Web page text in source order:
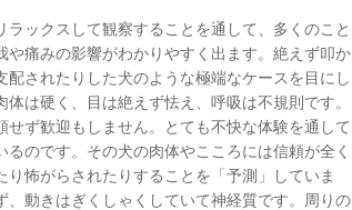
ックスして観察することを通して、多くのこと
や痛みの影響がわかりやすく出ます。絶えず叩か
されたりした犬のような極端なケースを目にし
は硬く、目は絶えず怯え、呼吸は不規則です。
ず歓迎もしません。とても不快な体験を通して
のです。その犬の肉体やこころには信頼が全く
怖がらされたりすることを「予測」していま
、動きはぎくしゃくしていて神経質です。周りの